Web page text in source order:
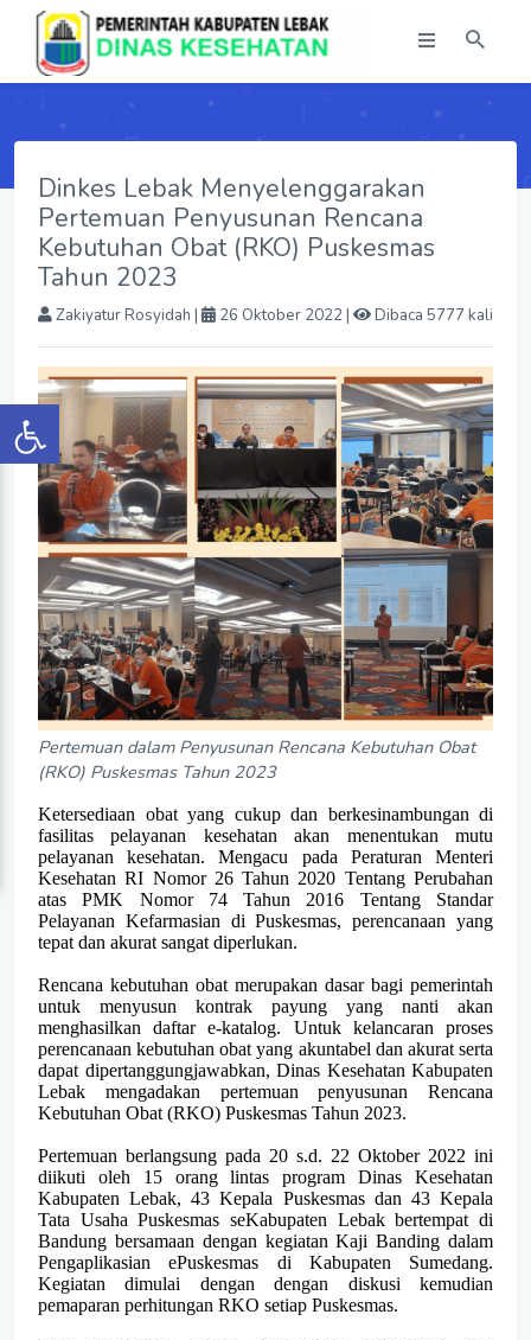
Dinkes Lebak Menyelenggarakan
Pertemuan Penyusunan Rencana
Kebutuhan Obat (RKO) Puskesmas
Tahun 2023
Zakiyatur Rosyidah | 26 Oktober 2022 | Dibaca 5777 kali
Pertemuan dalam Penyusunan Rencana Kebutuhan Obat
(RKO) Puskesmas Tahun 2023
Ketersediaan obat yang cukup dan berkesinambungan di
fasilitas pelayanan kesehatan akan menentukan mutu
pelayanan kesehatan. Mengacu pada Peraturan Menteri
Kesehatan RI Nomor 26 Tahun 2020 Tentang Perubahan
atas PMK Nomor 74 Tahun 2016 Tentang Standar
Pelayanan Kefarmasian di Puskesmas, perencanaan yang
tepat dan akurat sangat diperlukan.
Rencana kebutuhan obat merupakan dasar bagi pemerintah
untuk menyusun kontrak payung yang nanti akan
menghasilkan daftar e-katalog. Untuk kelancaran proses
perencanaan kebutuhan obat yang akuntabel dan akurat serta
dapat dipertanggungjawabkan, Dinas Kesehatan Kabupaten
Lebak mengadakan pertemuan penyusunan Rencana
Kebutuhan Obat (RKO) Puskesmas Tahun 2023.
Pertemuan berlangsung pada 20 s.d. 22 Oktober 2022 ini
diikuti oleh 15 orang lintas program Dinas Kesehatan
Kabupaten Lebak, 43 Kepala Puskesmas dan 43 Kepala
Tata Usaha Puskesmas seKabupaten Lebak bertempat di
Bandung bersamaan dengan kegiatan Kaji Banding dalam
Pengaplikasian ePuskesmas di Kabupaten Sumedang.
Kegiatan dimulai dengan dengan diskusi kemudian
pemaparan perhitungan RKO setiap Puskesmas.